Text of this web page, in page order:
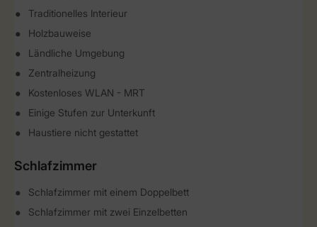
Traditionelles Interieur
Holzbauweise
Ländliche Umgebung
Zentralheizung
Kostenloses WLAN - MRT
Einige Stufen zur Unterkunft
Haustiere nicht gestattet
Schlafzimmer
Schlafzimmer mit einem Doppelbett
Schlafzimmer mit zwei Einzelbetten